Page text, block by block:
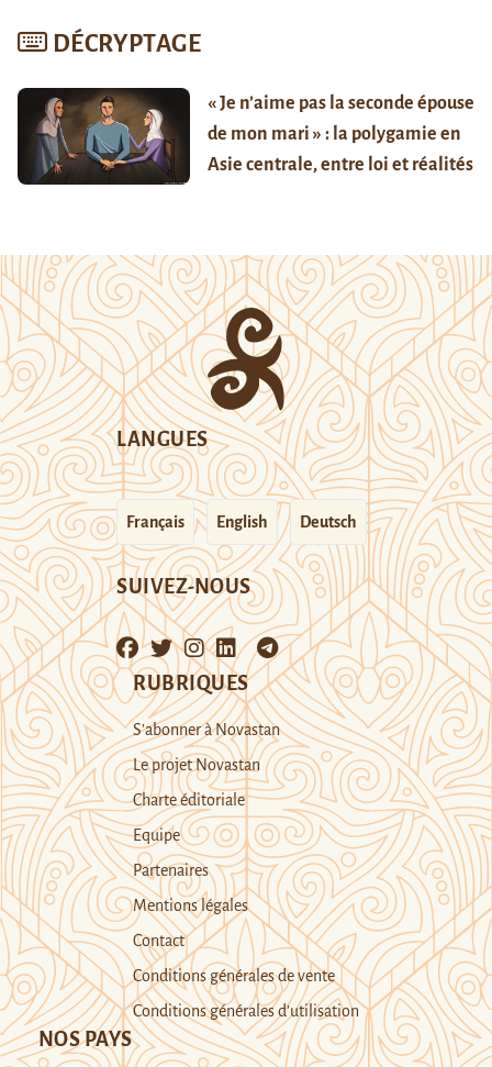
DÉCRYPTAGE
« Je n’aime pas la seconde épouse
de mon mari » : la polygamie en
Asie centrale, entre loi et réalités
LANGUES
Français English Deutsch
SUIVEZ-NOUS
RUBRIQUES
S’abonner à Novastan
Le projet Novastan
Charte éditoriale
Equipe
Partenaires
Mentions légales
Contact
Conditions générales de vente
Conditions générales d’utilisation
NOS PAYS